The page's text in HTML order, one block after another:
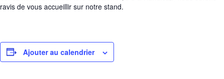
ravis de vous accueillir sur notre stand.
Ajouter au calendrier